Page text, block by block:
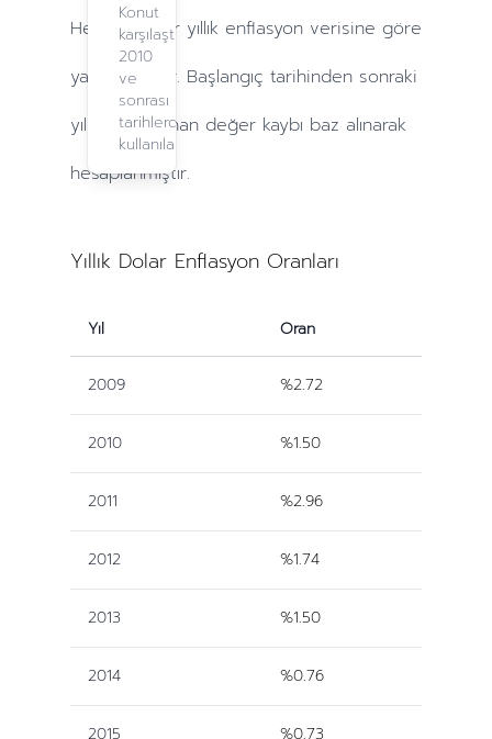
Konut
karşılaştırma,
2010
ve
sonrası
tarihlerde
kullanılabilir.
Hesaplamalar yıllık enflasyon verisine göre
yapılmaktadır. Başlangıç tarihinden sonraki
yıllardayaşanan değer kaybı baz alınarak
hesaplanmıştır.
Yıllık Dolar Enflasyon Oranları
Yıl Oran
2009 %2.72
2010 %1.50
2011 %2.96
2012 %1.74
2013 %1.50
2014 %0.76
2015 %0.73